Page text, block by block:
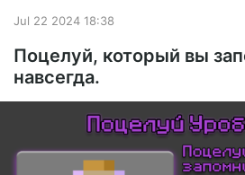
Jul 22 2024 18:38
Поцелуй, который вы
навсегда.